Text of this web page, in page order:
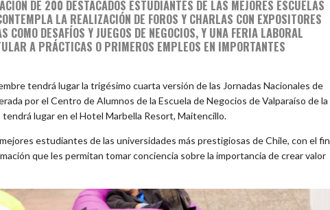
DE 200 DESTACADOS ESTUDIANTES DE LAS MEJORES ESCUELAS
LA REALIZACIÓN DE FOROS Y CHARLAS CON EXPOSITORES
DESAFÍOS Y JUEGOS DE NEGOCIOS, Y UNA FERIA LABORAL
A PRÁCTICAS O PRIMEROS EMPLEOS EN IMPORTANTES
tendrá lugar la trigésimo cuarta versión de las Jornadas Nacionales de
por el Centro de Alumnos de la Escuela de Negocios de Valparaíso de la
lugar en el Hotel Marbella Resort, Maitencillo.
estudiantes de las universidades más prestigiosas de Chile, con el fin
que les permitan tomar conciencia sobre la importancia de crear valor